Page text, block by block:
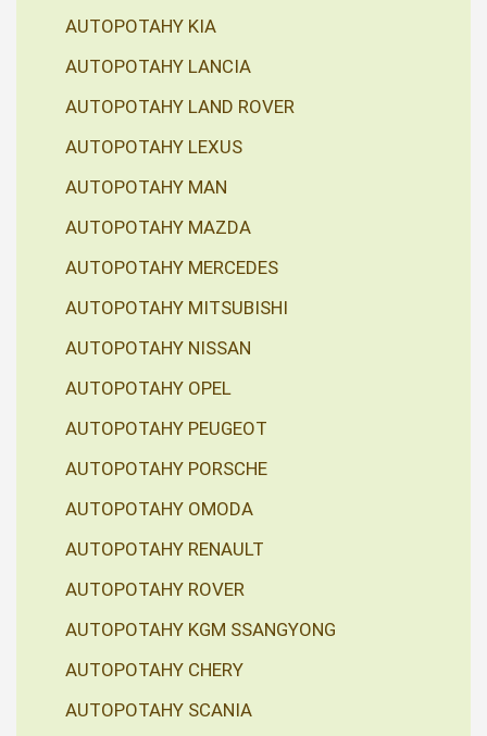
AUTOPOTAHY KIA
AUTOPOTAHY LANCIA
AUTOPOTAHY LAND ROVER
AUTOPOTAHY LEXUS
AUTOPOTAHY MAN
AUTOPOTAHY MAZDA
AUTOPOTAHY MERCEDES
AUTOPOTAHY MITSUBISHI
AUTOPOTAHY NISSAN
AUTOPOTAHY OPEL
AUTOPOTAHY PEUGEOT
AUTOPOTAHY PORSCHE
AUTOPOTAHY OMODA
AUTOPOTAHY RENAULT
AUTOPOTAHY ROVER
AUTOPOTAHY KGM SSANGYONG
AUTOPOTAHY CHERY
AUTOPOTAHY SCANIA